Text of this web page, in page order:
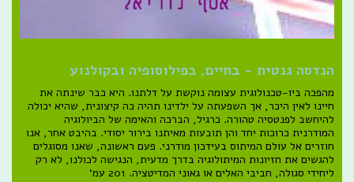
הנדסה גנטית - בחיים, בפילוסופיה ובקולנוע
מהפכה ביו-טכנולוגית עצומה נוקשת על דלתנו. היא כבר שינתה את
חיינו לאין היכר, אך השפעתה על ילדינו תהיה כה קיצונית, שהיא יכולה
להיחשב לפנטסיה טהורה. כרגיל, הברכה והאימה של הביולוגיה
המודרנית כרוכות יחד והן תובעות מאיתנו בירור יסודי. בהיבט אחר, אנו
חוזרים אל עולם המיתוס בעידכון מודרני. פעם ראשונה, שאנו מסוגלים
להגשים את חזיונות המיתולוגיה בדרך מדעית, הנגישה לכולנו, לא רק
ליחידי סגולה, חביבי האלים או גאוני המדיטציה. 201 עמ'